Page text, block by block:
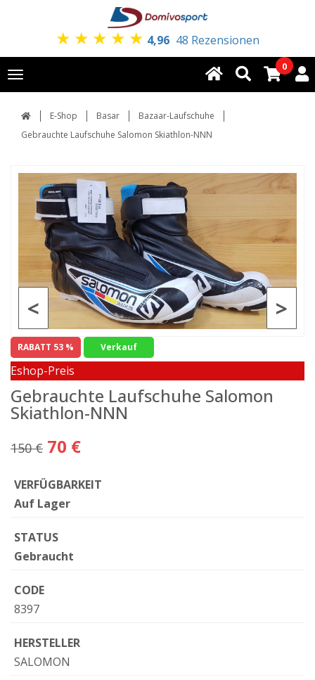
★ ★ ★ ★ ★ 4,96 48 Rezensionen
Toggle
navigation
0
E-Shop Basar
Bazaar-Laufschuhe
Gebrauchte Laufschuhe Salomon Skiathlon-NNN
>
<
RABATT 53 % Verkauf
Eshop-Preis
Gebrauchte Laufschuhe Salomon
Skiathlon-NNN
150 € 70 €
VERFÜGBARKEIT
Auf Lager
STATUS
Gebraucht
CODE
8397
HERSTELLER
SALOMON